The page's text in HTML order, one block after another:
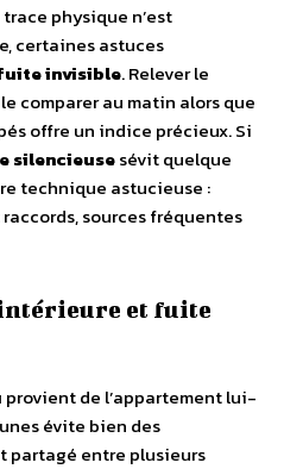
physique n’est
certaines astuces
invisible. Relever le
comparer au matin alors que
offre un indice précieux. Si
silencieusesévit quelque
technique astucieuse :
sources fréquentes
et fuite
provient de l’appartement lui-
évite bien des
partagé entre plusieurs